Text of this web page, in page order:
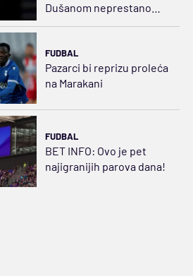
Dušanom neprestano
napredujemo
FUDBAL
Pazarci bi reprizu proleća
na Marakani
FUDBAL
BET INFO: Ovo je pet
najigranijih parova dana!